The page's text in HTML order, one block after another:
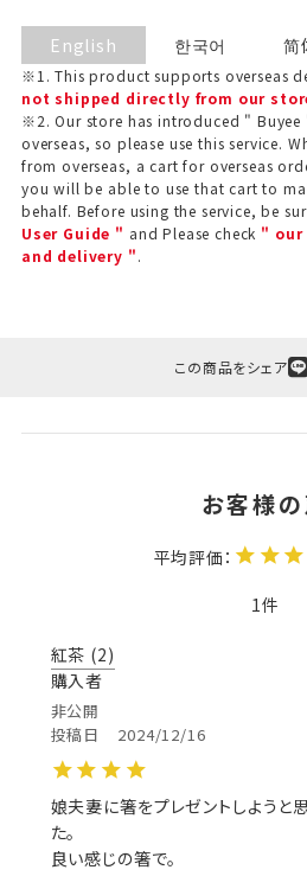
ギフト包装について
当店でギフト対応の商品をご購
斗（のし）掛け・ギフト包装・手
しております。
包装紙について
English
※1. This product supports overseas
not shipped directly from our
※2. Our store has introduced "
overseas, so please use this service.
from overseas, a cart for overseas
you will be able to use that cart to
behalf. Before using the service, be
User Guide " and Please check " our
and delivery ".
한국어 简
この商品をシェア
1
紅茶 2
購入者
非公開
投稿日
2024/12/16
娘夫妻に箸をプレゼントしようと
た。